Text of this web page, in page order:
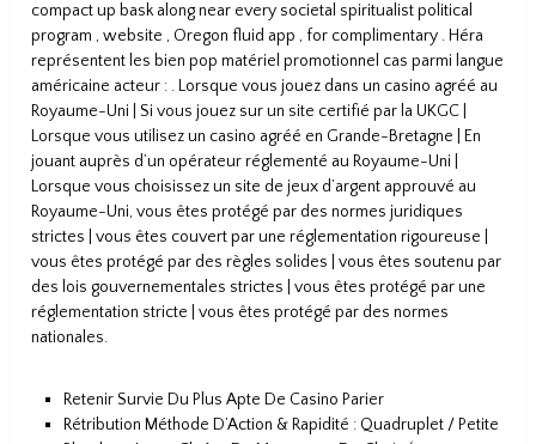
compact up bask along near every societal spiritualist political
program , website , Oregon fluid app , for complimentary . Héra
représentent les bien pop matériel promotionnel cas parmi langue
américaine acteur : . Lorsque vous jouez dans un casino agréé au
Royaume-Uni | Si vous jouez sur un site certifié par la UKGC |
Lorsque vous utilisez un casino agréé en Grande-Bretagne | En
jouant auprès d’un opérateur réglementé au Royaume-Uni |
Lorsque vous choisissez un site de jeux d’argent approuvé au
Royaume-Uni, vous êtes protégé par des normes juridiques
strictes | vous êtes couvert par une réglementation rigoureuse |
vous êtes protégé par des règles solides | vous êtes soutenu par
des lois gouvernementales strictes | vous êtes protégé par une
réglementation stricte | vous êtes protégé par des normes
nationales.
Retenir Survie Du Plus Apte De Casino Parier
Rétribution Méthode D’Action & Rapidité : Quadruplet / Petite